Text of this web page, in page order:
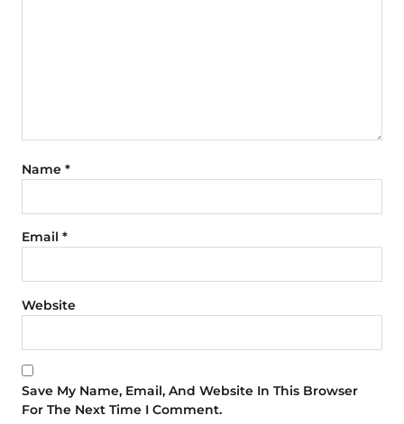
Name *
Email *
Website
Save My Name, Email, And Website In This Browser
For The Next Time I Comment.